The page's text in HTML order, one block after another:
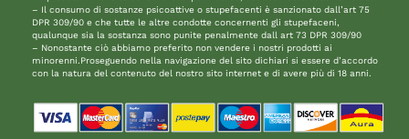
– Il consumo di sostanze psicoattive o stupefacenti è sanzionato dall’art 75
DPR 309/90 e che tutte le altre condotte concernenti gli stupefaceni,
qualunque sia la sostanza sono punite penalmente dall art 73 DPR 309/90
– Nonostante ciò abbiamo preferito non vendere i nostri prodotti ai
minorenni.Proseguendo nella navigazione del sito dichiari si essere d’accordo
con la natura del contenuto del nostro sito internet e di avere più di 18 anni.